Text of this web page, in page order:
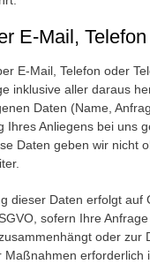
E-Mail,
E-Mail, Telefon oder
inklusive aller daraus
Daten (Name,
Ihres Anliegens bei uns
Daten geben wir nicht
dieser Daten erfolgt auf
sofern Ihre
oder zur
Maßnahmen erforderlich